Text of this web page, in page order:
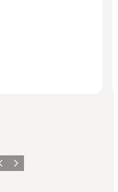
Avanti